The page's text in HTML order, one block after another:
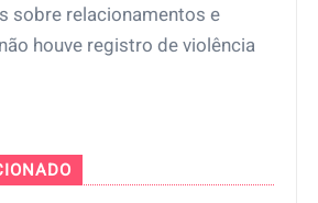
sobre relacionamentos e
houve registro de violência